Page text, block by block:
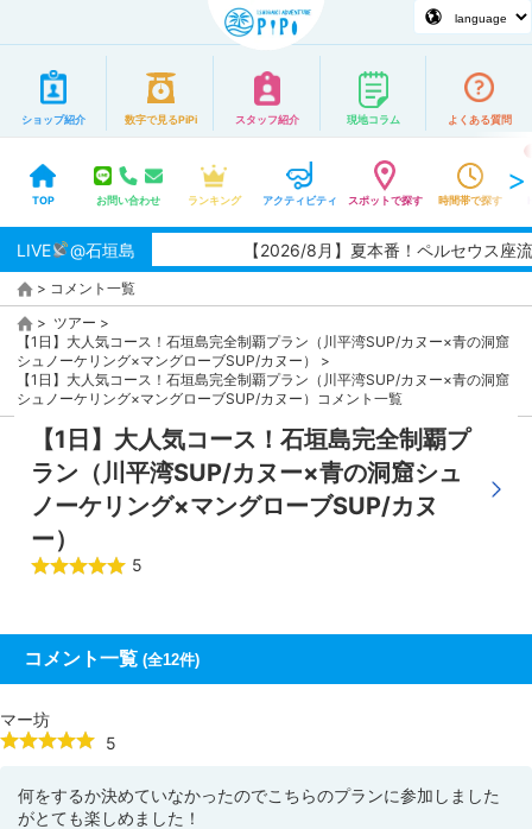
ショップ紹介 数字で見るPiPi スタッフ紹介 現地コラム よくある質問
TOP お問い合わせ ランキング アクティビティ スポットで探す 時間帯で探す
LIVE @石垣島 【2026/8月】夏本番！ペルセウス座流
> コメント一覧
> ツアー >
【1日】大人気コース！石垣島完全制覇プラン（川平湾SUP/カヌー×青の洞窟
シュノーケリング×マングローブSUP/カヌー）
>
【1日】大人気コース！石垣島完全制覇プラン（川平湾SUP/カヌー×青の洞窟
シュノーケリング×マングローブSUP/カヌー）コメント一覧
【1日】大人気コース！石垣島完全制覇プ
ラン（川平湾SUP/カヌー×青の洞窟シュ
ノーケリング×マングローブSUP/カヌ
ー）
5
コメント一覧 (全12件)
マー坊
5
何をするか決めていなかったのでこちらのプランに参加しました
がとても楽しめました！